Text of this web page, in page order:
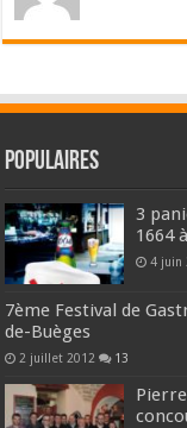
Populaires
3
1664
4 juin
7ème Festival de
de-Buèges
2 juillet 2012 13